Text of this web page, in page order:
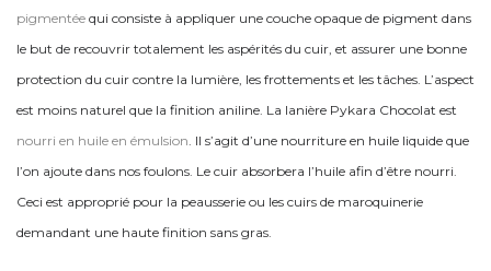
pigmentée qui consiste à appliquer une couche opaque de pigment dans
le but de recouvrir totalement les aspérités du cuir, et assurer une bonne
protection du cuir contre la lumière, les frottements et les tâches. L’aspect
est moins naturel que la finition aniline. La lanière Pykara Chocolat est
nourri en huile en émulsion. Il s’agit d’une nourriture en huile liquide que
l’on ajoute dans nos foulons. Le cuir absorbera l’huile afin d’être nourri.
Ceci est approprié pour la peausserie ou les cuirs de maroquinerie
demandant une haute finition sans gras.